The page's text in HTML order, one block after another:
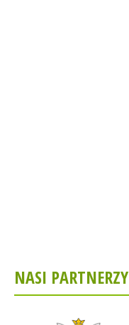
NASI PARTNERZY